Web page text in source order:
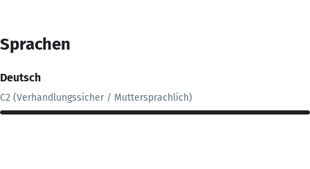
Sprachen
Deutsch
C2 (Verhandlungssicher / Muttersprachlich)